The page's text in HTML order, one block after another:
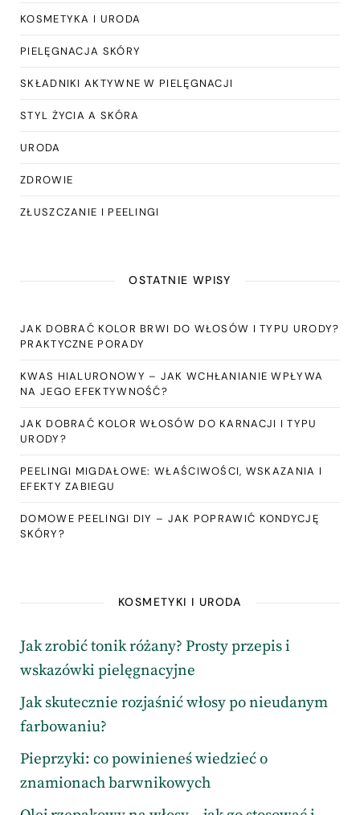
KOSMETYKA I URODA
PIELĘGNACJA SKÓRY
SKŁADNIKI AKTYWNE W PIELĘGNACJI
STYL ŻYCIA A SKÓRA
URODA
ZDROWIE
ZŁUSZCZANIE I PEELINGI
OSTATNIE WPISY
JAK DOBRAĆ KOLOR BRWI DO WŁOSÓW I TYPU URODY?
PRAKTYCZNE PORADY
KWAS HIALURONOWY – JAK WCHŁANIANIE WPŁYWA
NA JEGO EFEKTYWNOŚĆ?
JAK DOBRAĆ KOLOR WŁOSÓW DO KARNACJI I TYPU
URODY?
PEELINGI MIGDAŁOWE: WŁAŚCIWOŚCI, WSKAZANIA I
EFEKTY ZABIEGU
DOMOWE PEELINGI DIY – JAK POPRAWIĆ KONDYCJĘ
SKÓRY?
KOSMETYKI I URODA
Jak zrobić tonik różany? Prosty przepis i
wskazówki pielęgnacyjne
Jak skutecznie rozjaśnić włosy po nieudanym
farbowaniu?
Pieprzyki: co powinieneś wiedzieć o
znamionach barwnikowych